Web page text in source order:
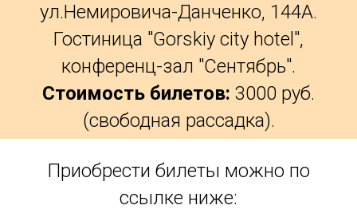
ул.Немировича-Данченко, 144А.
Гостиница "Gorskiy city hotel",
конференц-зал "Сентябрь".
Стоимость билетов: 3000 руб.
(свободная рассадка).
Приобрести билеты можно по
ссылке ниже: